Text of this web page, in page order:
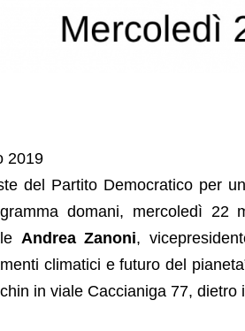
2019
del Partito Democratico per
domani, mercoledì
Andrea Zanoni,
climatici e futuro del
in viale Caccianiga 77, dietro